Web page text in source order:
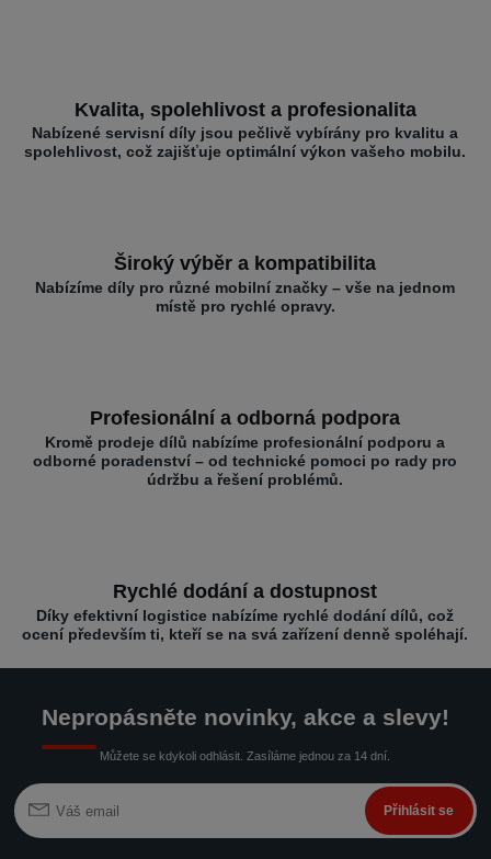
Kvalita, spolehlivost a profesionalita
Nabízené servisní díly jsou pečlivě vybírány pro kvalitu a
spolehlivost, což zajišťuje optimální výkon vašeho mobilu.
Široký výběr a kompatibilita
Nabízíme díly pro různé mobilní značky – vše na jednom
místě pro rychlé opravy.
Profesionální a odborná podpora
Kromě prodeje dílů nabízíme profesionální podporu a
odborné poradenství – od technické pomoci po rady pro
údržbu a řešení problémů.
Rychlé dodání a dostupnost
Díky efektivní logistice nabízíme rychlé dodání dílů, což
ocení především ti, kteří se na svá zařízení denně spoléhají.
Nepropásněte novinky, akce a slevy!
Můžete se kdykoli odhlásit. Zasíláme jednou za 14 dní.
Přihlásit se